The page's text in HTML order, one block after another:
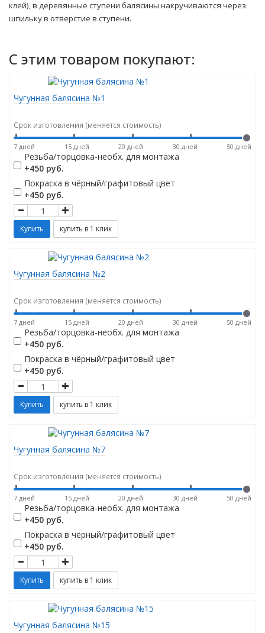
клей), в деревянные ступени балясины накручиваются через
шпильку в отверстие в ступени.
C этим товаром покупают:
Чугунная балясина №1
Срок изготовления (меняется стоимость)
7 дней 15 дней 20 дней 30 дней 50 дней
Резьба/торцовка-необх. для монтажа
+450 руб.
Покраска в чёрный/графитовый цвет
+450 руб.
Чугунная балясина №2
Срок изготовления (меняется стоимость)
7 дней 15 дней 20 дней 30 дней 50 дней
Резьба/торцовка-необх. для монтажа
+450 руб.
Покраска в чёрный/графитовый цвет
+450 руб.
Чугунная балясина №7
Срок изготовления (меняется стоимость)
7 дней 15 дней 20 дней 30 дней 50 дней
Резьба/торцовка-необх. для монтажа
+450 руб.
Покраска в чёрный/графитовый цвет
+450 руб.
Чугунная балясина №15